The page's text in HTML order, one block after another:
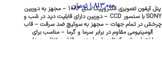
1,813,000 تومان پنل آیفون تصویری الکتروپیک مدل 1086 – مجهز به دوربین
SONY با سنسور CCD – دوربین دارای قابلیت دید در شب و
چرخش در تمام جهات – مجهز به سوئیچ ضد سرقت – قاب
آلومینیومی مقاوم در برابر سرما و گرما – مناسب برای
ساختمان های یک تا چهل واحدی – قابلیت تنظیم صدا و